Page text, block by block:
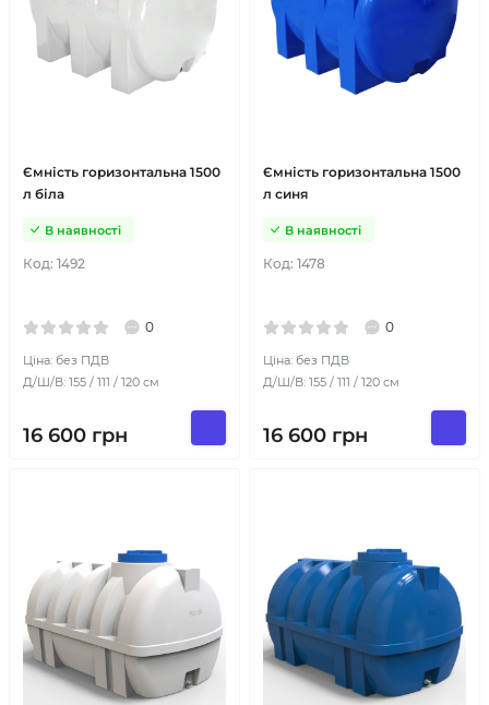
Ємність горизонтальна 1500
л біла
Код: 1492
В наявності
0
Ціна: без ПДВ
Д/Ш/В: 155 / 111 / 120 см
16 600 грн
Ємність горизонтальна 1500
л синя
Код: 1478
В наявності
0
Ціна: без ПДВ
Д/Ш/В: 155 / 111 / 120 см
16 600 грн